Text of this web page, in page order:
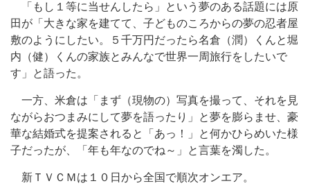
「もし１等に当せんしたら」という夢のある話題には原
田が「大きな家を建てて、子どものころからの夢の忍者屋
敷のようにしたい。５千万円だったら名倉（潤）くんと堀
内（健）くんの家族とみんなで世界一周旅行をしたいで
す」と語った。
一方、米倉は「まず（現物の）写真を撮って、それを見
ながらおつまみにして夢を語ったり」と夢を膨らませ、豪
華な結婚式を提案されると「あっ！」と何かひらめいた様
子だったが、「年も年なのでね～」と言葉を濁した。
新ＴＶＣＭは１０日から全国で順次オンエア。